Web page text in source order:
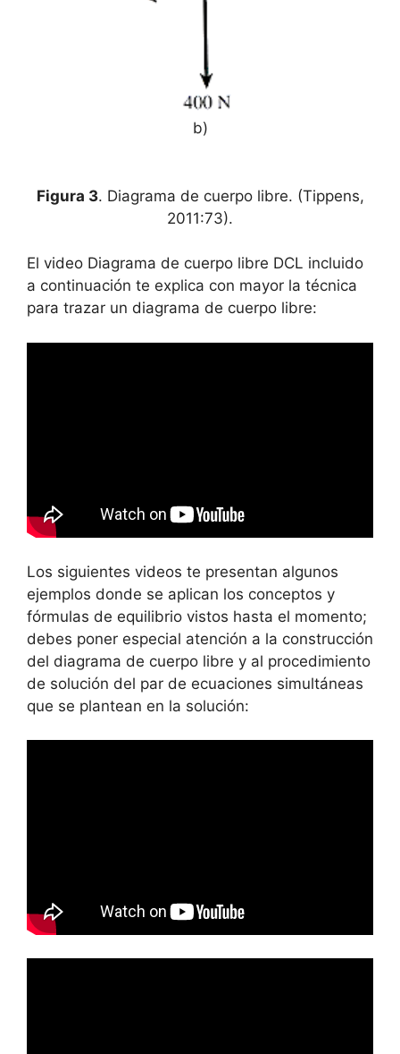
b)
Figura 3. Diagrama de cuerpo libre. (Tippens,
2011:73).
El video Diagrama de cuerpo libre DCL incluido
a continuación te explica con mayor la técnica
para trazar un diagrama de cuerpo libre:
Los siguientes videos te presentan algunos
ejemplos donde se aplican los conceptos y
fórmulas de equilibrio vistos hasta el momento;
debes poner especial atención a la construcción
del diagrama de cuerpo libre y al procedimiento
de solución del par de ecuaciones simultáneas
que se plantean en la solución: